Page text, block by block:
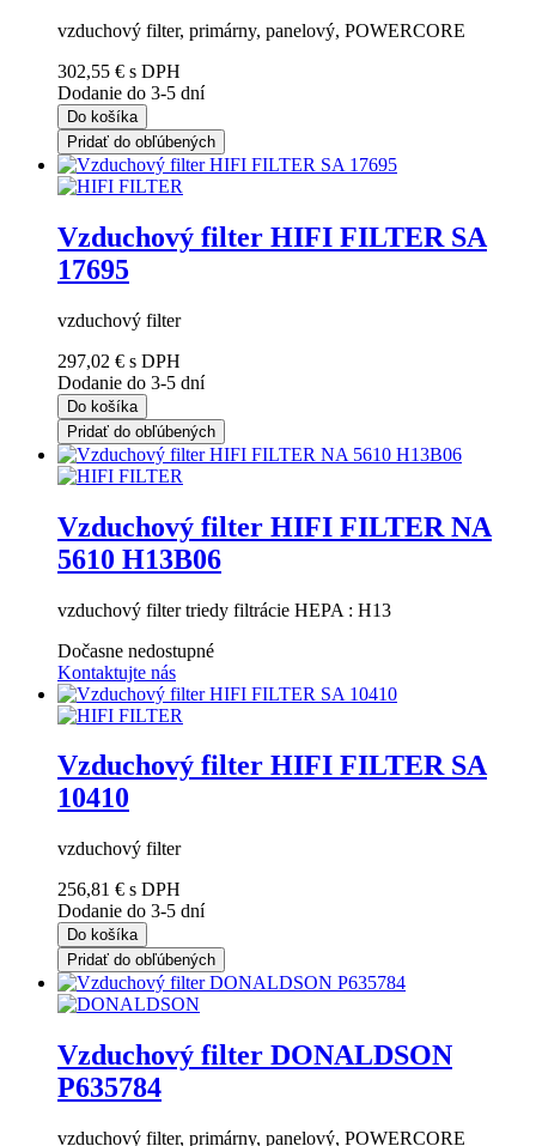
vzduchový filter, primárny, panelový, POWERCORE
302,55 € s DPH
Dodanie do 3-5 dní
Do košíka
Pridať do obľúbených
Vzduchový filter HIFI FILTER SA
17695
vzduchový filter
297,02 € s DPH
Dodanie do 3-5 dní
Do košíka
Pridať do obľúbených
Vzduchový filter HIFI FILTER NA
5610 H13B06
vzduchový filter triedy filtrácie HEPA : H13
Dočasne nedostupné
Kontaktujte nás
Vzduchový filter HIFI FILTER SA
10410
vzduchový filter
256,81 € s DPH
Dodanie do 3-5 dní
Do košíka
Pridať do obľúbených
Vzduchový filter DONALDSON
P635784
vzduchový filter, primárny, panelový, POWERCORE